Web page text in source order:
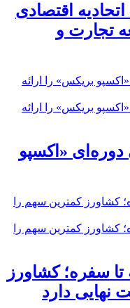
اقتصادی
تجارت و
دوره‌ای «اکسپو
سفره؛ کشاورز
نهایی دارد